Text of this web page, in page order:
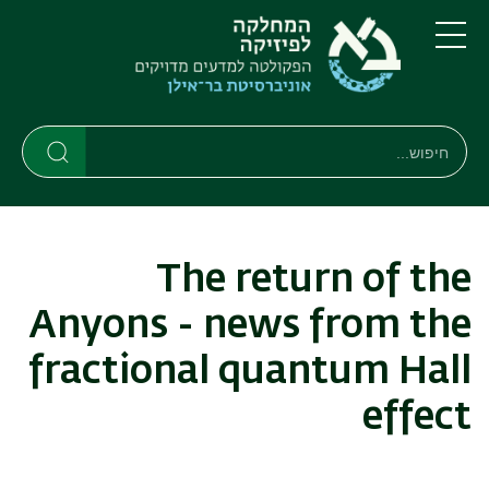
דילוג
לתוכן
העיקרי
דילוג
לתפריט
ניווט
ראשי
תפריט
חיפוש
חיפוש
The return of the
Anyons - news from the
fractional quantum Hall
effect